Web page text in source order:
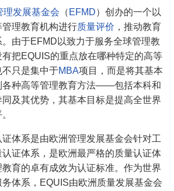
理发展基金会 （ EFMD）创办的一个以
理教育机构进行质量评价 ，推动教育
由于EFMD以致力于服务全球管理教
把EQUIS的重点放在哪种特定的高等
只是集中于MBA项目，而是将其基本
各种高等管理教育方法——包括本科和
及其优势，其基本目标是提高全世界
系是由欧洲管理发展基金会针对工
证体系，是欧洲最严格的质量认证体
育的卓有成效为认证标准。作为世界
体系，EQUIS由欧洲质量发展基金会